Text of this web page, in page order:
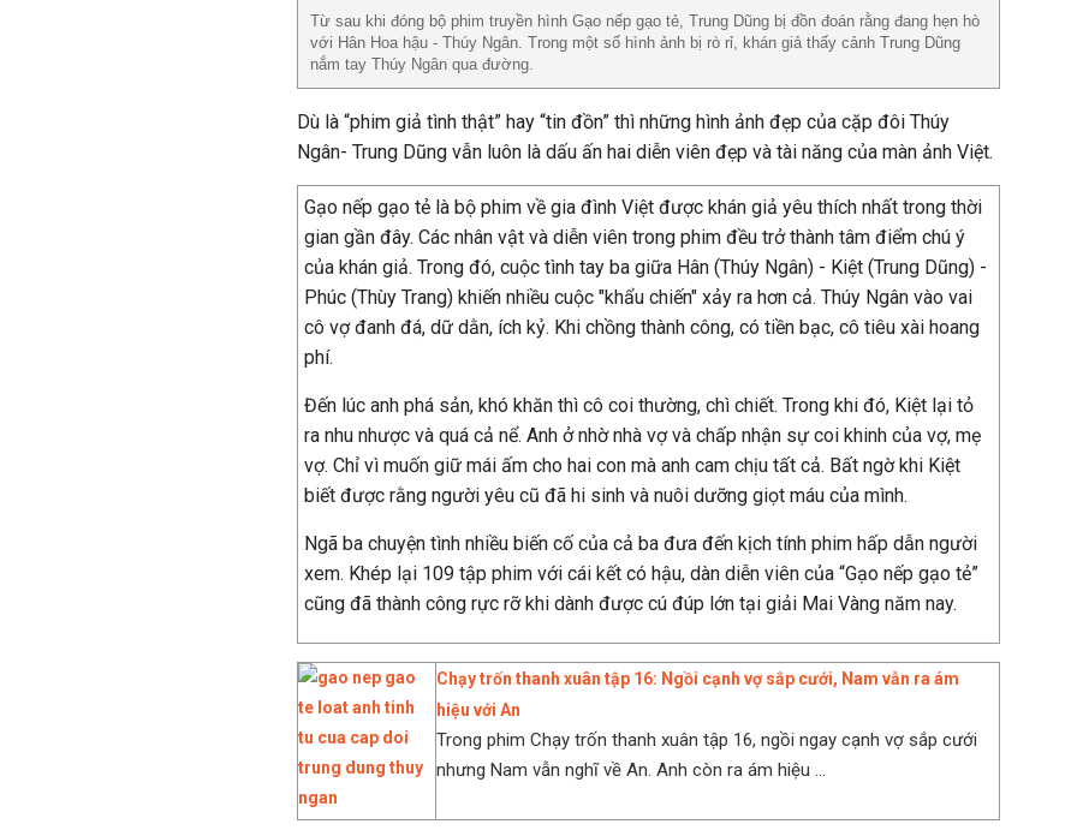
Từ sau khi đóng bộ phim truyền hình Gạo nếp gạo tẻ, Trung Dũng bị đồn đoán rằng đang hẹn hò
với Hân Hoa hậu - Thúy Ngân. Trong một số hình ảnh bị rò rỉ, khán giả thấy cảnh Trung Dũng
nắm tay Thúy Ngân qua đường.
Dù là “phim giả tình thật” hay “tin đồn” thì những hình ảnh đẹp của cặp đôi Thúy
Ngân- Trung Dũng vẫn luôn là dấu ấn hai diễn viên đẹp và tài năng của màn ảnh Việt.
Gạo nếp gạo tẻ là bộ phim về gia đình Việt được khán giả yêu thích nhất trong thời
gian gần đây. Các nhân vật và diễn viên trong phim đều trở thành tâm điểm chú ý
của khán giả. Trong đó, cuộc tình tay ba giữa Hân (Thúy Ngân) - Kiệt (Trung Dũng) -
Phúc (Thùy Trang) khiến nhiều cuộc "khẩu chiến" xảy ra hơn cả. Thúy Ngân vào vai
cô vợ đanh đá, dữ dằn, ích kỷ. Khi chồng thành công, có tiền bạc, cô tiêu xài hoang
phí.
Đến lúc anh phá sản, khó khăn thì cô coi thường, chì chiết. Trong khi đó, Kiệt lại tỏ
ra nhu nhược và quá cả nể. Anh ở nhờ nhà vợ và chấp nhận sự coi khinh của vợ, mẹ
vợ. Chỉ vì muốn giữ mái ấm cho hai con mà anh cam chịu tất cả. Bất ngờ khi Kiệt
biết được rằng người yêu cũ đã hi sinh và nuôi dưỡng giọt máu của mình.
Ngã ba chuyện tình nhiều biến cố của cả ba đưa đến kịch tính phim hấp dẫn người
xem. Khép lại 109 tập phim với cái kết có hậu, dàn diễn viên của “Gạo nếp gạo tẻ”
cũng đã thành công rực rỡ khi dành được cú đúp lớn tại giải Mai Vàng năm nay.
Chạy trốn thanh xuân tập 16: Ngồi cạnh vợ sắp cưới, Nam vẫn ra ám
hiệu với An
Trong phim Chạy trốn thanh xuân tập 16, ngồi ngay cạnh vợ sắp cưới
nhưng Nam vẫn nghĩ về An. Anh còn ra ám hiệu ...